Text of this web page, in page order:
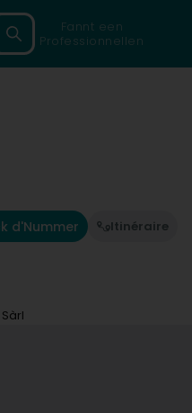
Fannt een
Professionnellen
d'Nummer Itinéraire